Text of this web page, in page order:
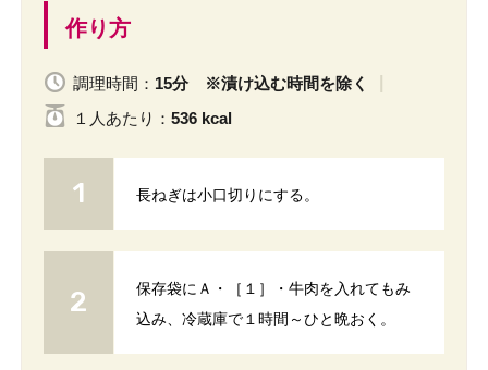
作り方
調理時間： 15分 ※漬け込む時間を除く
１人 あたり ： 536 kcal
長ねぎは小口切りにする。
保存袋にＡ・［１］・牛肉を入れてもみ
込み、冷蔵庫で１時間～ひと晩おく。